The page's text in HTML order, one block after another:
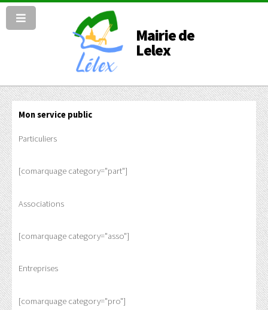
Mairie de
Lelex
Mon service public
Particuliers
[comarquage category="part"]
Associations
[comarquage category="asso"]
Entreprises
[comarquage category="pro"]